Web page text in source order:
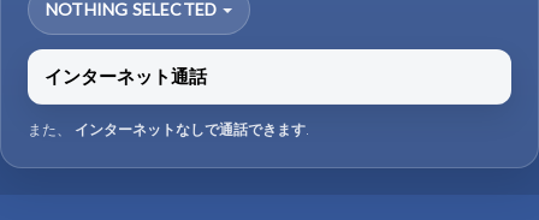
NOTHING SELECTED
インターネット通話
また、 インターネットなしで通話できます.